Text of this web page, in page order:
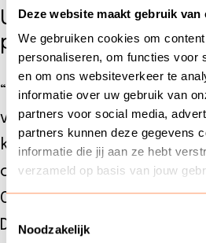
Deze website maakt gebruik van
We gebruiken cookies om
personaliseren, om functies voor
en om ons websiteverkeer te
informatie over uw gebruik van
partners voor social media,
partners kunnen deze gegevens
informatie die jij aan ze hebt
verzameld op basis van jouw
Noodzakelijk
Uitpluizen van een
probleem
“Bij de omzetting van mijn
vast contract heb ik bij
kenbaar gemaakt dat ik
opleidingContact Center
Coniche Business School
Dezelfde avond kreeg ik